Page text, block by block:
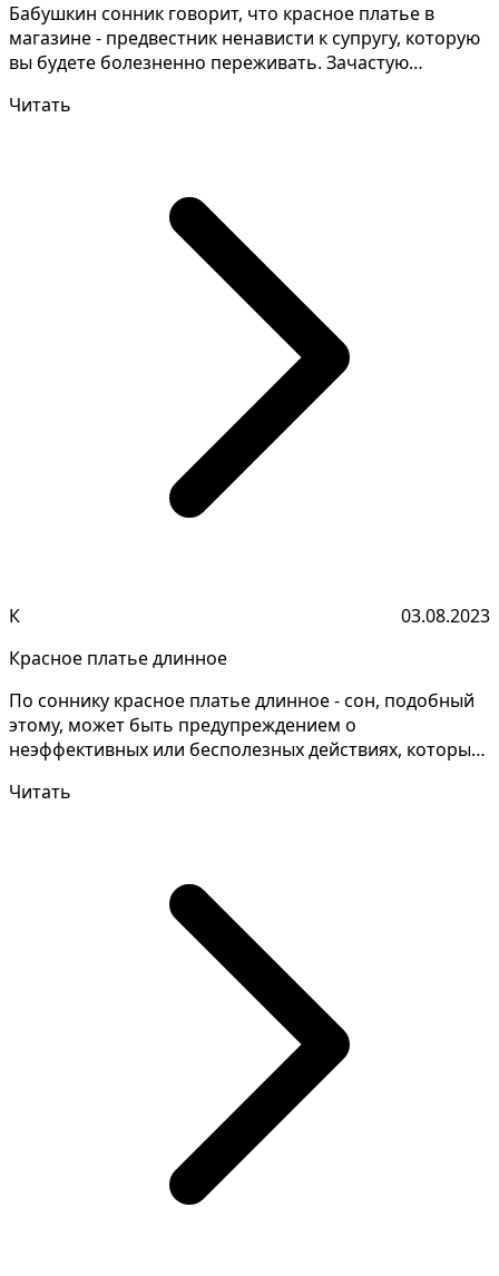
Бабушкин сонник говорит, что красное платье в
магазине - предвестник ненависти к супругу, которую
вы будете болезненно переживать. Зачастую
Читать
К
03.08.2023
Красное платье длинное
По соннику красное платье длинное - сон, подобный
этому, может быть предупреждением о
неэффективных или бесполезных действиях, которые
Читать